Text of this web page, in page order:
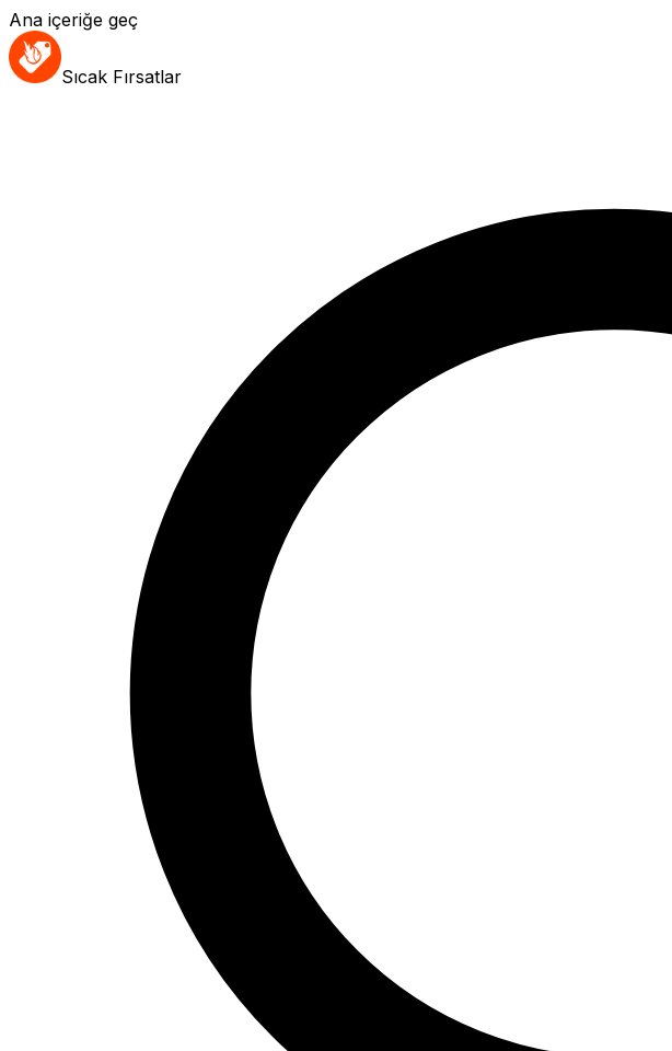
Ana içeriğe geç
Sıcak Fırsatlar